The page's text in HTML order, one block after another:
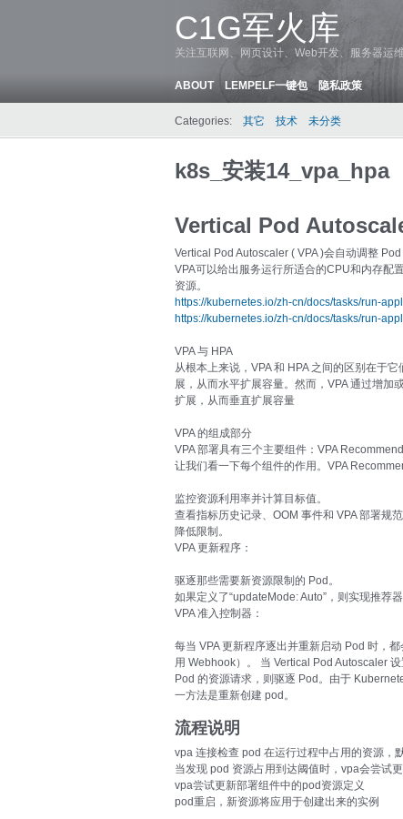
C1G军火库
关注互联网、网页设计、Web开发、服务器运
ABOUT LEMPELF一键包 隐私政策
Categories: 其它 技术 未分类
k8s_安装14_vpa_hpa
Vertical Pod
Vertical Pod Autoscaler ( VPA )会自动调整
VPA可以给出服务运行所适合的CPU和内存配
资源。
https://kubernetes.io/zh-cn/docs/tasks/run-
https://kubernetes.io/zh-cn/docs/tasks/run-
VPA 与 HPA
从根本上来说，VPA 和 HPA 之间的区别在于
展，从而水平扩展容量。然而，VPA 通过增加
扩展，从而垂直扩展容量
VPA 的组成部分
VPA 部署具有三个主要组件：VPA
让我们看一下每个组件的作用。VPA
监控资源利用率并计算目标值。
查看指标历史记录、OOM 事件和 VPA 部署规
降低限制。
VPA 更新程序：
驱逐那些需要新资源限制的 Pod。
如果定义了“updateMode: Auto”，则实现推荐
VPA 准入控制器：
每当 VPA 更新程序逐出并重新启动 Pod 时，
用 Webhook）。 当 Vertical Pod Autoscaler
Pod 的资源请求，则驱逐 Pod。由于
一方法是重新创建 pod。
流程说明
vpa 连接检查 pod 在运行过程中占用的资源，
当发现 pod 资源占用到达阈值时，vpa会尝试
vpa尝试更新部署组件中的pod资源定义
pod重启，新资源将应用于创建出来的实例